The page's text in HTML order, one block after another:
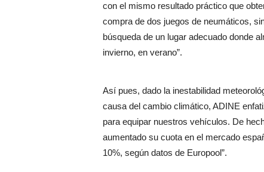
con el mismo resultado práctico que
compra de dos juegos de neumáticos,
búsqueda de un lugar adecuado donde
invierno, en verano”.
Así pues, dado la inestabilidad
causa del cambio climático, ADINE
para equipar nuestros vehículos. De
aumentado su cuota en el mercado
10%, según datos de Europool”.